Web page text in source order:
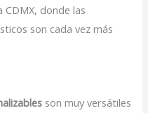
CDMX, donde las
son cada vez más
son muy versátiles